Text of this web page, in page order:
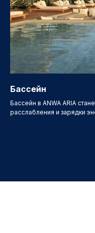
Бассейн
Бассейн в ANWA ARIA
расслабления и зарядки